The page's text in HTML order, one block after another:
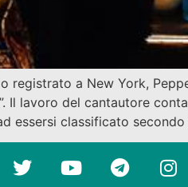
registrato a New York,
lavoro del cantautore
essersi classificato